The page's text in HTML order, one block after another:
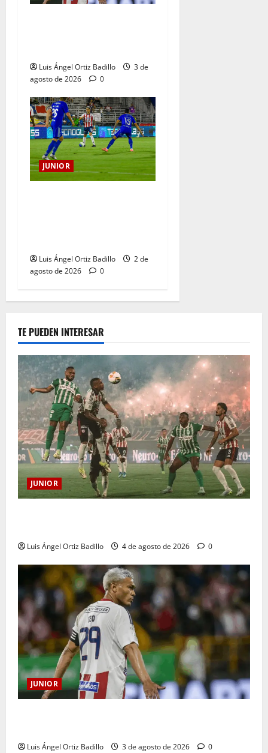
Luis Ángel Ortiz Badillo
3 de
agosto de 2026
0
JUNIOR
Luis Ángel Ortiz Badillo
2 de
agosto de 2026
0
TE PUEDEN INTERESAR
JUNIOR
Luis Ángel Ortiz Badillo 4 de agosto de 2026 0
JUNIOR
Luis Ángel Ortiz Badillo 3 de agosto de 2026 0